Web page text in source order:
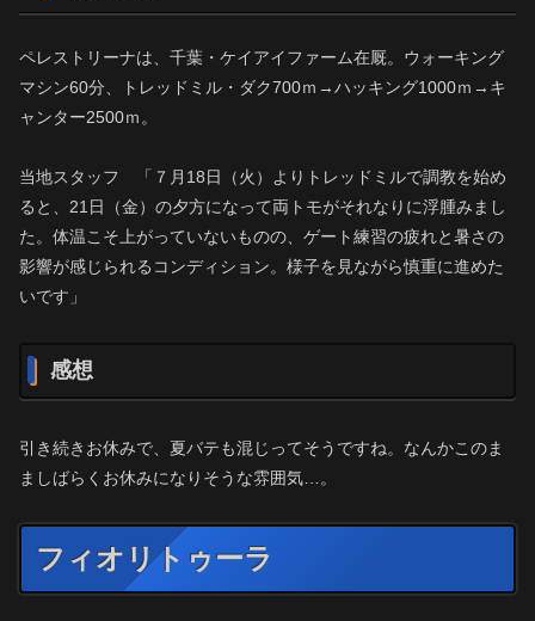
ペレストリーナは、千葉・ケイアイファーム在厩。ウォーキング
マシン60分、トレッドミル・ダク700ｍ→ハッキング1000ｍ→キ
ャンター2500ｍ。
当地スタッフ 「７月18日（火）よりトレッドミルで調教を始め
ると、21日（金）の夕方になって両トモがそれなりに浮腫みまし
た。体温こそ上がっていないものの、ゲート練習の疲れと暑さの
影響が感じられるコンディション。様子を見ながら慎重に進めた
いです」
感想
引き続きお休みで、夏バテも混じってそうですね。なんかこのま
ましばらくお休みになりそうな雰囲気…。
フィオリトゥーラ